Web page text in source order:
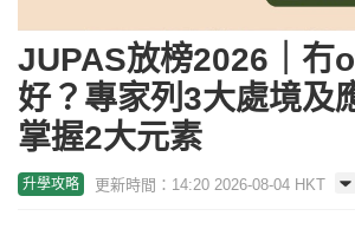
JUPAS放榜2026｜冇
好？專家列3大處境及
掌握2大元素
升學攻略 更新時間：14:20 2026-08-04 HKT